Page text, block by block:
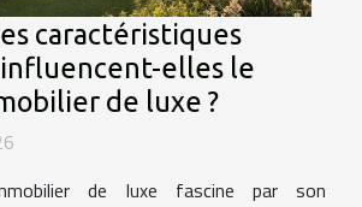
caractéristiques
elles le
de luxe ?
de luxe fascine par son